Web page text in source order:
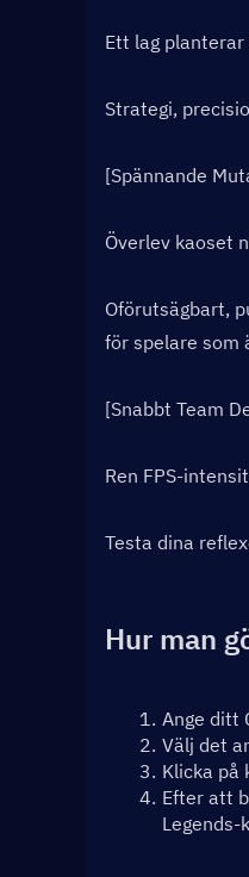
Ett lag
Strategi,
[Spännande
Överlev kaoset
Oförutsägbart,
för spelare som
[Snabbt Team
Ren FPS-
Testa dina
Hur man
Ange ditt
Välj det
Klicka på
Efter att
Legends-